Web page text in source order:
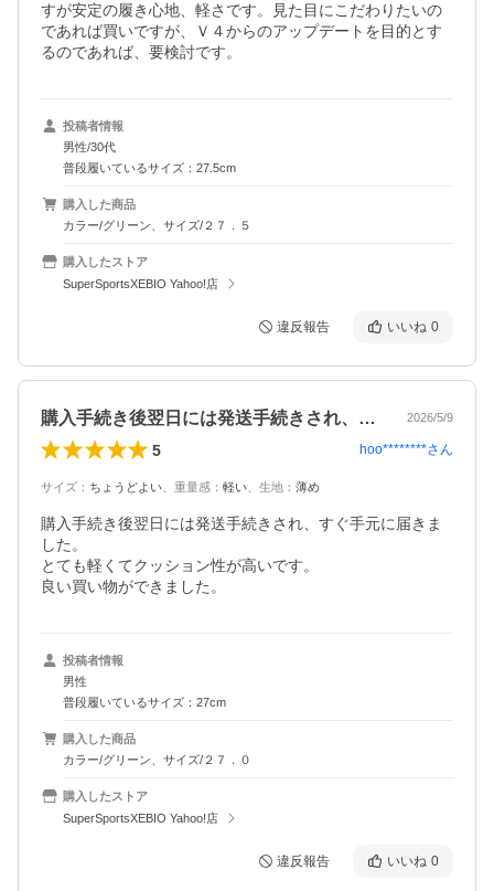
すが安定の履き心地、軽さです。見た目にこだわりたいの
であれば買いですが、Ｖ４からのアップデートを目的とす
るのであれば、要検討です。
投稿者情報
男性/30代
普段履いているサイズ：27.5cm
購入した商品
カラー/グリーン、サイズ/２７．５
購入したストア
SuperSportsXEBIO Yahoo!店
違反報告 いいね 0
購入手続き後翌日には発送手続きされ、す… 2026/5/9
5 hoo********さん
サイズ ： ちょうどよい 重量感 ： 軽い 生地 ： 薄め
購入手続き後翌日には発送手続きされ、すぐ手元に届きま
した。
とても軽くてクッション性が高いです。
良い買い物ができました。
投稿者情報
男性
普段履いているサイズ：27cm
購入した商品
カラー/グリーン、サイズ/２７．０
購入したストア
SuperSportsXEBIO Yahoo!店
違反報告 いいね 0